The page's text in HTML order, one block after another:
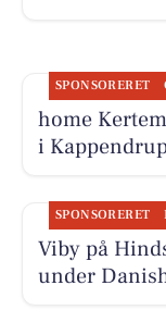
SPONSORERET
home
i
SPONSORERET
Viby på
under